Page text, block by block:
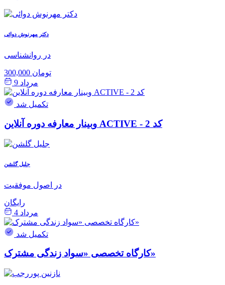
دکتر مهرنوش دوائی
در روانشناسی
300,000 تومان
مرداد 9
تکمیل شد
وبینار معارفه دوره آنلاین ACTIVE - کد 2
جلیل گلشن
در اصول موفقیت
رایگان
مرداد 4
تکمیل شد
کارگاه تخصصی «سواد زندگی مشترک»